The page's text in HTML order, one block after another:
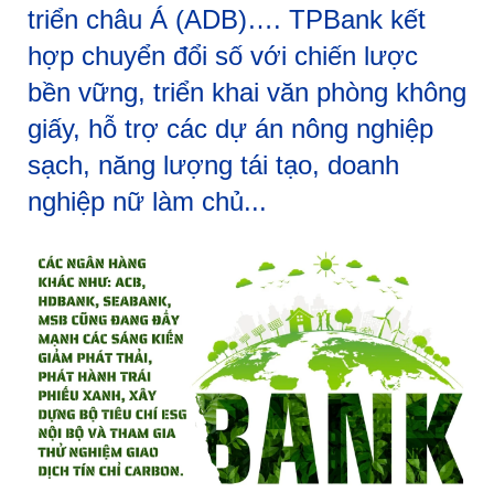
triển châu Á (ADB)…. TPBank kết
hợp chuyển đổi số với chiến lược
bền vững, triển khai văn phòng không
giấy, hỗ trợ các dự án nông nghiệp
sạch, năng lượng tái tạo, doanh
nghiệp nữ làm chủ...